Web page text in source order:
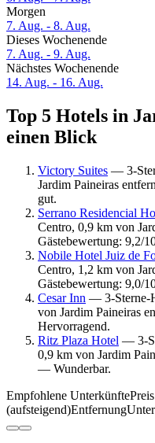
Morgen
7. Aug. - 8. Aug.
Dieses Wochenende
7. Aug. - 9. Aug.
Nächstes Wochenende
14. Aug. - 16. Aug.
Top 5 Hotels in
einen Blick
Victory Suites — 3-
Jardim Paineiras
gut.
Serrano Residencial
Centro, 0,9 km von
Gästebewertung: 9,2/
Nobile Hotel Juiz de
Centro, 1,2 km von
Gästebewertung: 9,0/
Cesar Inn — 3-Sterne-
von Jardim Paineiras
Hervorragend.
Ritz Plaza Hotel — 3-
0,9 km von Jardim
— Wunderbar.
Empfohlene UnterkünftePreis
(aufsteigend)Entfernung